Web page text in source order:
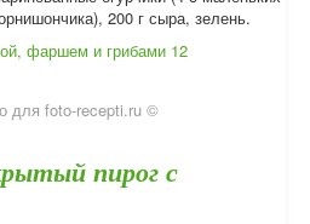
200 г сыра, зелень.
фаршем и грибами 12
для foto-recepti.ru ©
пирог с